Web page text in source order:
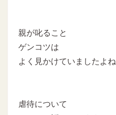
親が叱ること
ゲンコツは
よく見かけていましたよね
虐待について